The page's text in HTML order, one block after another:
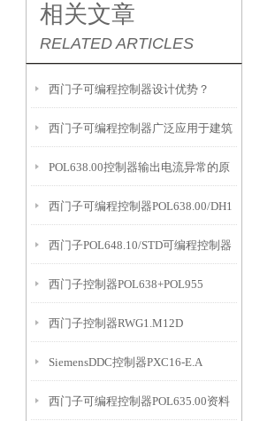
相关文章
RELATED ARTICLES
西门子可编程控制器设计优势？
西门子可编程控制器广泛应用于建筑
物内机电设备的监视和控制
POL638.00控制器输出电流异常的原
因
西门子可编程控制器POL638.00/DH1
西门子POL648.10/STD可编程控制器
西门子控制器POL638+POL955
西门子控制器RWG1.M12D
SiemensDDC控制器PXC16-E.A
西门子可编程控制器POL635.00资料